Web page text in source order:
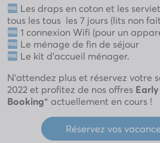
Les draps en coton et les
tous les tous les 7 jours (lits non
1 connexion Wifi (pour un
Le ménage de fin de séjour
Le kit d’accueil ménager.
N’attendez plus et réservez votre
2022 et profitez de nos offres Early
Booking* actuellement en cours !
Réservez vos